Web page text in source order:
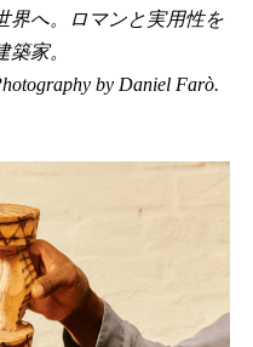
界へ。ロマンと実用性を
築家。
by Daniel Farò.